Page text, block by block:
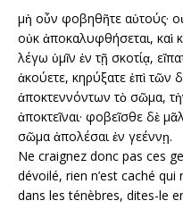
μὴ οὖν φοβηθῆτε αὐτούς·
οὐκ ἀποκαλυφθήσεται, καὶ
λέγω ὑμῖν ἐν τῇ σκοτίᾳ,
ἀκούετε, κηρύξατε ἐπὶ
ἀποκτεννόντων τὸ σῶμα,
ἀποκτεῖναι· φοβεῖσθε δὲ
σῶμα ἀπολέσαι ἐν γεέννῃ.
Ne craignez donc pas ces
dévoilé, rien n’est caché
dans les ténèbres, dites-le